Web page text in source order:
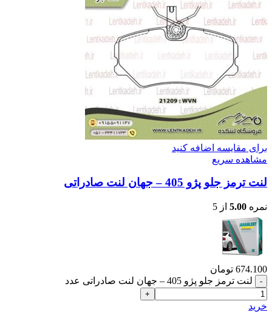
برای مقایسه اضافه کنید
مشاهده سریع
لنت ترمز جلو پژو 405 – جهان لنت صادراتی
نمره 5.00 از 5
674.100 تومان
لنت ترمز جلو پژو 405 – جهان لنت صادراتی عدد
خرید